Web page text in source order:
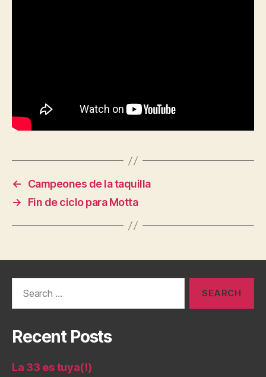
←
Campeones de la taquilla
→
Fin de ciclo para Motta
Recent Posts
La 33 es tuya(!)